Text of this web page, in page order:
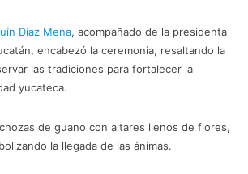
Díaz Mena, acompañado de la presidenta
encabezó la ceremonia, resaltando la
las tradiciones para fortalecer la
yucateca.
de guano con altares llenos de flores,
la llegada de las ánimas.